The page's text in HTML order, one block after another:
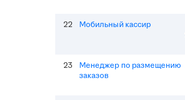
22 Мобильный кассир
23
Менеджер по размещению
заказов